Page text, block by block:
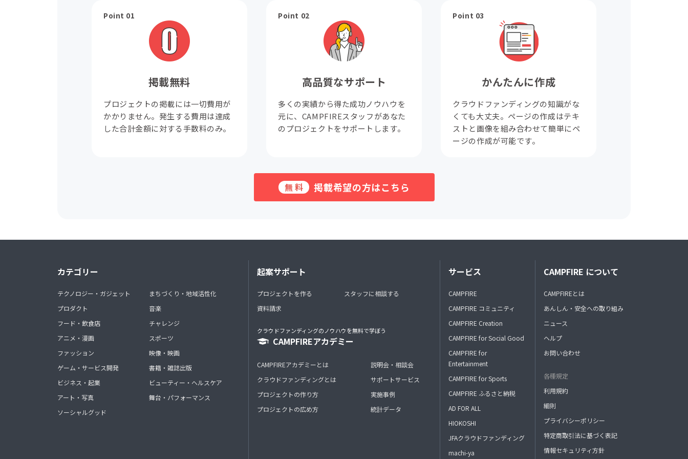
Point 01
掲載無料
プロジェクトの掲載には一切費用が
かかりません。発生する費用は達成
した合計金額に対する手数料のみ。
Point 02
高品質なサポート
多くの実績から得た成功ノウハウを
元に、CAMPFIREスタッフがあなた
のプロジェクトをサポートします。
Point 03
かんたんに作成
クラウドファンディングの知識がな
くても大丈夫。ページの作成はテキ
ストと画像を組み合わせて簡単にペ
ージの作成が可能です。
無料 掲載希望の方はこちら
カテゴリー
テクノロジー・ガジェット
プロダクト
フード・飲食店
アニメ・漫画
ファッション
ゲーム・サービス開発
ビジネス・起業
アート・写真
ソーシャルグッド
まちづくり・地域活性化
音楽
チャレンジ
スポーツ
映像・映画
書籍・雑誌出版
ビューティー・ヘルスケア
舞台・パフォーマンス
起案サポート
プロジェクトを作る
資料請求
スタッフに相談する
クラウドファンディングのノウハウを無料で学ぼう
CAMPFIREアカデミー
CAMPFIREアカデミーとは
クラウドファンディングとは
プロジェクトの作り方
プロジェクトの広め方
説明会・相談会
サポートサービス
実施事例
統計データ
サービス
CAMPFIRE
CAMPFIRE コミュニティ
CAMPFIRE Creation
CAMPFIRE for Social Good
CAMPFIRE for
Entertainment
CAMPFIRE for Sports
CAMPFIRE ふるさと納税
AD FOR ALL
HIOKOSHI
JFAクラウドファンディング
machi-ya
CAMPFIRE について
CAMPFIREとは
あんしん・安全への取り組み
ニュース
ヘルプ
お問い合わせ
各種規定
利用規約
細則
プライバシーポリシー
特定商取引法に基づく表記
情報セキュリティ方針